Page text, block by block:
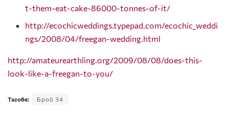
t-them-eat-cake-86000-tonnes-of-it/
http://ecochicweddings.typepad.com/ecochic_weddi
ngs/2008/04/freegan-wedding.html
http://amateurearthling.org/2009/08/08/does-this-
look-like-a-freegan-to-you/
Тагове: Брой 34